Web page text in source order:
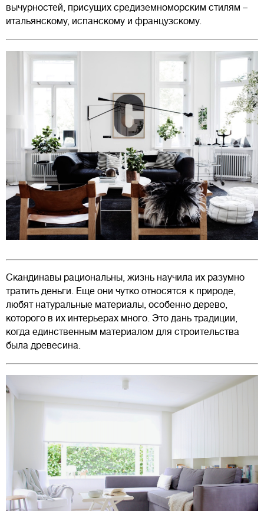
вычурностей, присущих средиземноморским стилям –
итальянскому, испанскому и французскому.
Скандинавы рациональны, жизнь научила их разумно
тратить деньги. Еще они чутко относятся к природе,
любят натуральные материалы, особенно дерево,
которого в их интерьерах много. Это дань традиции,
когда единственным материалом для строительства
была древесина.